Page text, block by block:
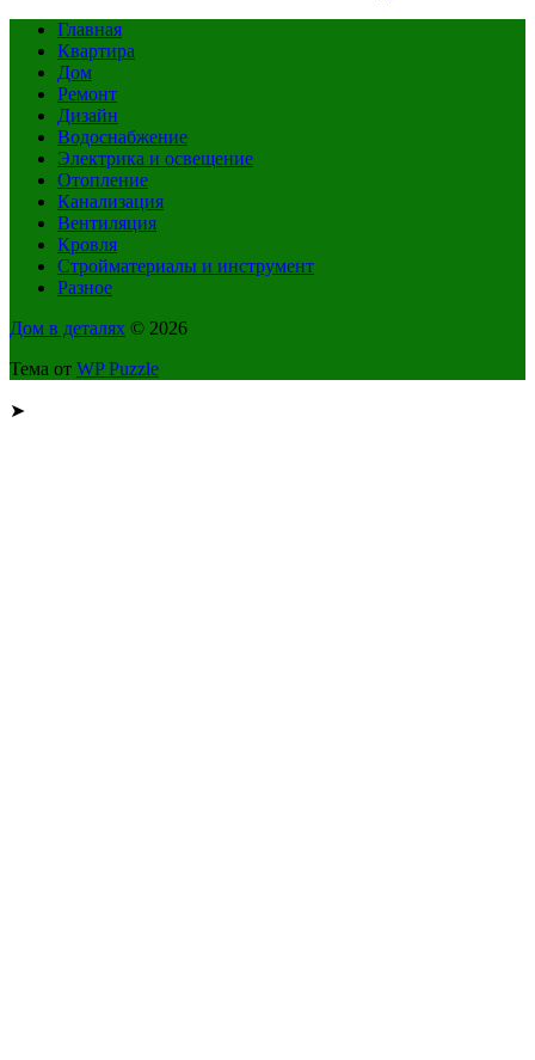
Главная
Квартира
Дом
Ремонт
Дизайн
Водоснабжение
Электрика и освещение
Отопление
Канализация
Вентиляция
Кровля
Стройматериалы и инструмент
Разное
Дом в деталях © 2026
Тема от WP Puzzle
➤